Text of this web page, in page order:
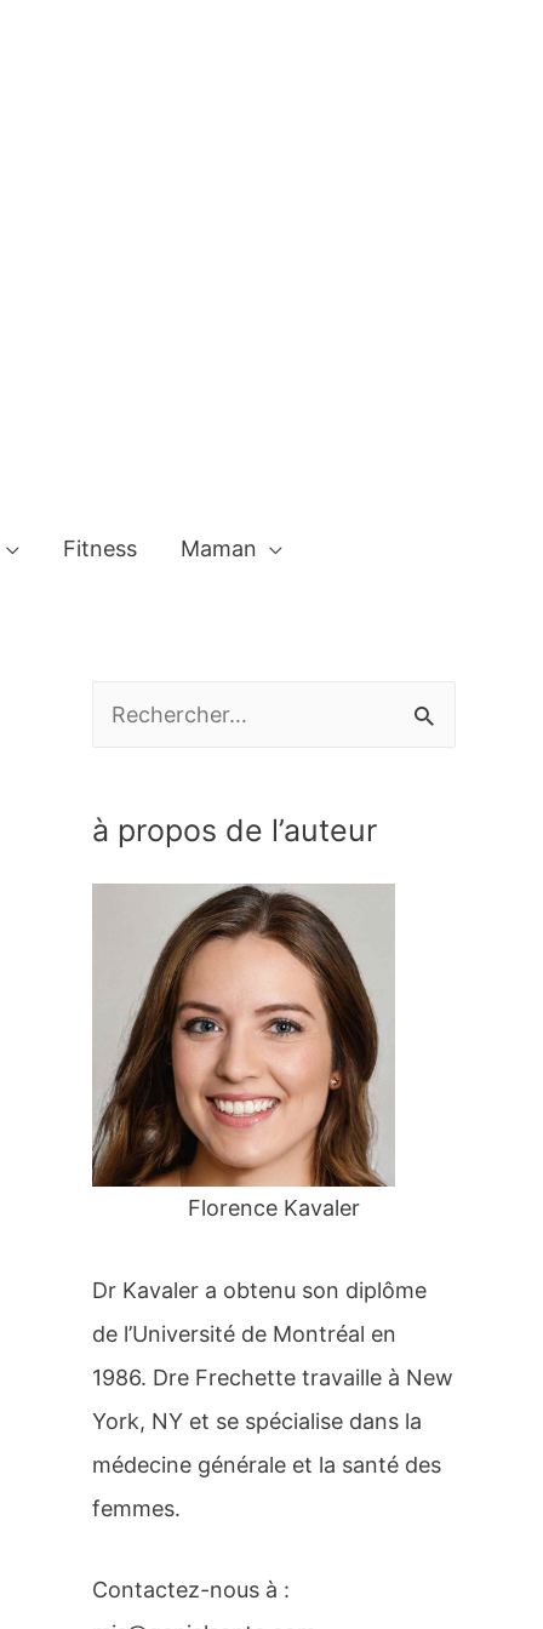
Fitness Maman
h
:
à propos de l’auteur
Florence Kavaler
Dr Kavaler a obtenu son diplôme
de l’Université de Montréal en
1986. Dre Frechette travaille à New
York, NY et se spécialise dans la
médecine générale et la santé des
femmes.
Contactez-nous à :